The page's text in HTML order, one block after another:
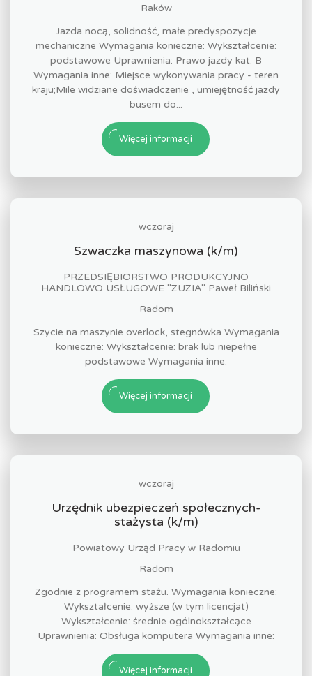
Raków
Jazda nocą, solidność, małe predyspozycje
mechaniczne Wymagania konieczne: Wykształcenie:
podstawowe Uprawnienia: Prawo jazdy kat. B
Wymagania inne: Miejsce wykonywania pracy - teren
kraju;Mile widziane doświadczenie , umiejętność jazdy
busem do...
Więcej informacji
wczoraj
Szwaczka maszynowa (k/m)
PRZEDSIĘBIORSTWO PRODUKCYJNO
HANDLOWO USŁUGOWE "ZUZIA" Paweł Biliński
Radom
Szycie na maszynie overlock, stegnówka Wymagania
konieczne: Wykształcenie: brak lub niepełne
podstawowe Wymagania inne:
Więcej informacji
wczoraj
Urzędnik ubezpieczeń społecznych-
stażysta (k/m)
Powiatowy Urząd Pracy w Radomiu
Radom
Zgodnie z programem stażu. Wymagania konieczne:
Wykształcenie: wyższe (w tym licencjat)
Wykształcenie: średnie ogólnokształcące
Uprawnienia: Obsługa komputera Wymagania inne:
Więcej informacji